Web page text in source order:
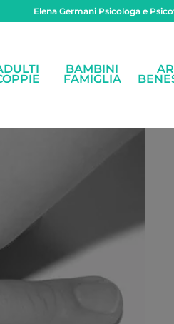
Elena Germani Psicologa e
BAMBINI
FAMIGLIA